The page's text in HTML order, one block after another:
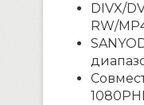
DIVX/
RW/MP
SANYO
1080 P